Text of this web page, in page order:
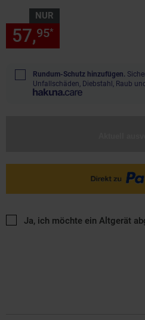
NUR
57,95*
Rundum-Schutz hinzufügen.
Unfallschäden, Diebstahl, Raub
Ja, ich möchte ein Altgerät